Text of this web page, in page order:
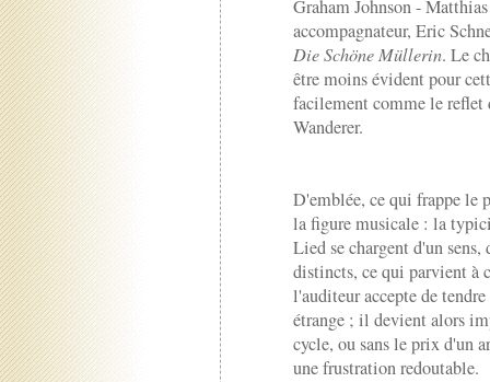
Graham Johnson -
accompagnateur, Eric
Die Schöne Müllerin. Le
être moins évident pour
facilement comme le reflet
Wanderer.
D'emblée, ce qui frappe le
la figure musicale : la
Lied se chargent d'un
distincts, ce qui parvient à
l'auditeur accepte de
étrange ; il devient alors
cycle, ou sans le prix d'un
une frustration redoutable.